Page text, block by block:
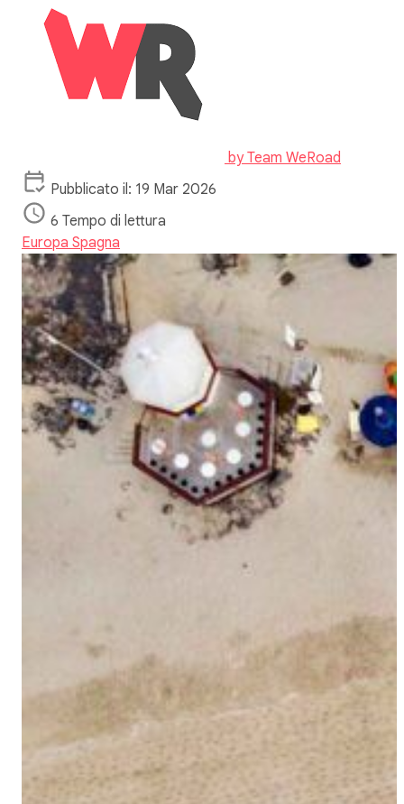
byTeam WeRoad
Pubblicato il: 19 Mar 2026
6 Tempo di lettura
Europa Spagna